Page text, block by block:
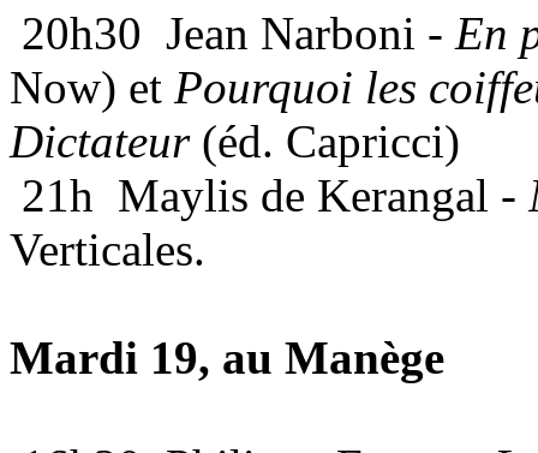
20h30 Jean Narboni - En
Now) et Pourquoi les
Dictateur(éd. Capricci)
21h Maylis de Kerangal -
Verticales.
Mardi 19, au Manège